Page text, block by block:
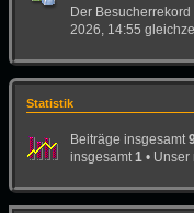
Der Besucherrekord
2026, 14:55
Statistik
Beiträge insgesamt
insgesamt 1 •